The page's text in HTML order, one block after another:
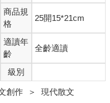
一半以上的狗，晚餐幾乎都是
的肉、與老闆娘要免費的塑膠
早已轉變的此刻也還是這樣。
去，不要看就好了。
繫的國中同學突然約我，我坐
書裡的角色，指著它對我真心
美。」阿美翻攪著鍋裡的麻辣
為了融入愛玩的網美小圈圈，
體找人破處的事情。她所能
商品規
格
25開15*21cm
適讀年
齡
全齡適讀
級別
創作 ＞ 現代散文